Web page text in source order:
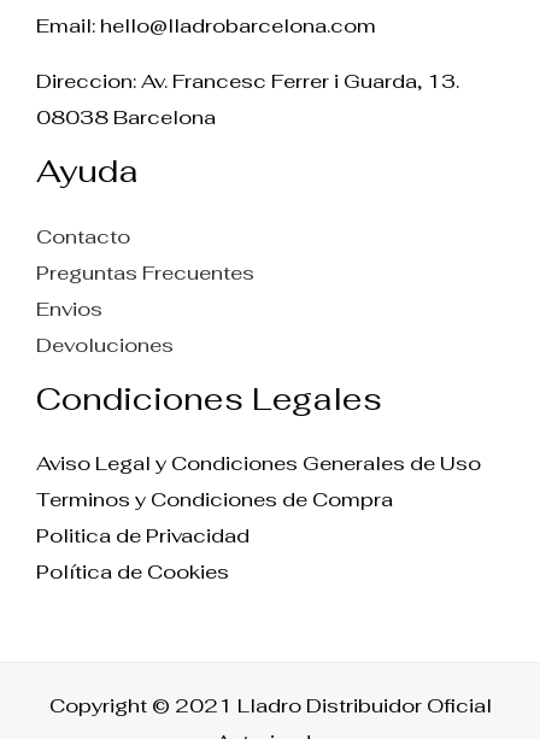
Email: hello@lladrobarcelona.com
Direccion: Av. Francesc Ferrer i Guarda, 13.
08038 Barcelona
Ayuda
Contacto
Preguntas Frecuentes
Envios
Devoluciones
Condiciones Legales
Aviso Legal y Condiciones Generales de Uso
Terminos y Condiciones de Compra
Politica de Privacidad
Política de Cookies
Copyright © 2021 Lladro Distribuidor Oficial